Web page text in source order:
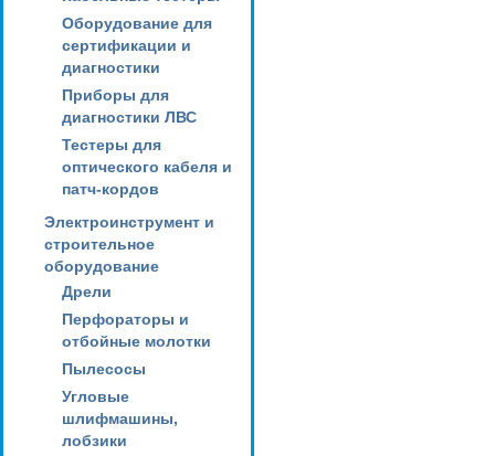
Оборудование для
сертификации и
диагностики
Приборы для
диагностики ЛВС
Тестеры для
оптического кабеля и
патч-кордов
Электроинструмент и
строительное
оборудование
Дрели
Перфораторы и
отбойные молотки
Пылесосы
Угловые
шлифмашины,
лобзики